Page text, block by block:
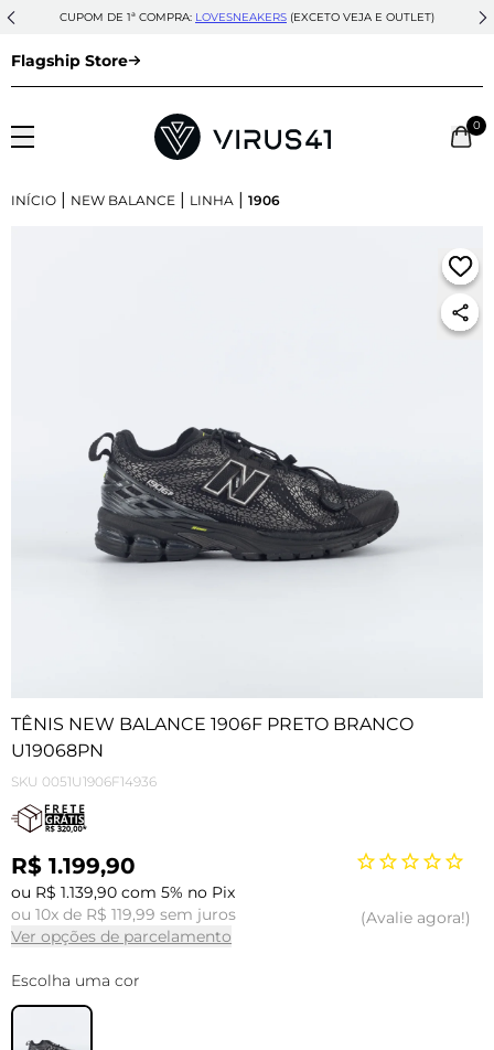
CUPOM DE 1ª COMPRA: LOVESNEAKERS (EXCETO VEJA E OUTLET)
Flagship Store
0
INÍCIO | NEW BALANCE | LINHA | 1906
TÊNIS NEW BALANCE 1906F PRETO BRANCO
U19068PN
SKU 0051U1906F14936
R$ 1.199,90
ou R$ 1.139,90 com 5% no Pix
ou 10x de R$ 119,99 sem juros
Ver opções de parcelamento
Avalie agora!
Escolha uma cor